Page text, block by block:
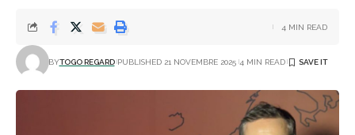
BYTOGO REGARD PUBLISHED 21 NOVEMBRE 2025 4 MIN READ
4 MIN READ